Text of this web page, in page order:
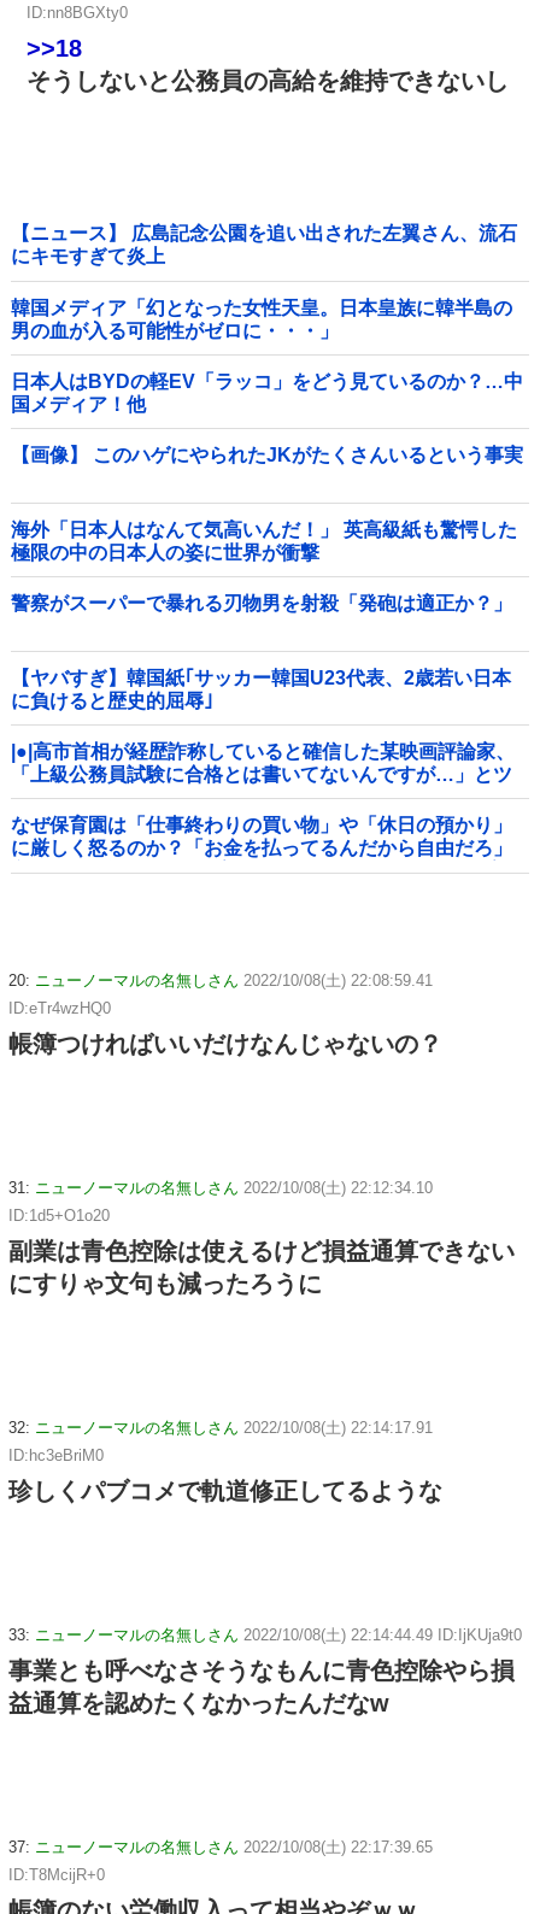
ID:nn8BGXty0
>>18
そうしないと公務員の高給を維持できないし
【ニュース】 広島記念公園を追い出された左翼さん、流石
にキモすぎて炎上
韓国メディア「幻となった女性天皇。日本皇族に韓半島の
男の血が入る可能性がゼロに・・・」
日本人はBYDの軽EV「ラッコ」をどう見ているのか？…中
国メディア！他
【画像】 このハゲにやられたJKがたくさんいるという事実
海外「日本人はなんて気高いんだ！」 英高級紙も驚愕した
極限の中の日本人の姿に世界が衝撃
警察がスーパーで暴れる刃物男を射殺「発砲は適正か？」
【ヤバすぎ】韓国紙｢サッカー韓国U23代表、2歳若い日本
に負けると歴史的屈辱｣
|●|高市首相が経歴詐称していると確信した某映画評論家、
「上級公務員試験に合格とは書いてないんですが…」とツ
ッコミを受けまくり……
なぜ保育園は「仕事終わりの買い物」や「休日の預かり」
に厳しく怒るのか？「お金を払ってるんだから自由だろ」
主張する保護者 vs 「保育欠如のための施設」と諭す保育士
20: ニューノーマルの名無しさん 2022/10/08(土) 22:08:59.41
ID:eTr4wzHQ0
帳簿つければいいだけなんじゃないの？
31: ニューノーマルの名無しさん 2022/10/08(土) 22:12:34.10
ID:1d5+O1o20
副業は青色控除は使えるけど損益通算できない
にすりゃ文句も減ったろうに
32: ニューノーマルの名無しさん 2022/10/08(土) 22:14:17.91
ID:hc3eBriM0
珍しくパブコメで軌道修正してるような
33: ニューノーマルの名無しさん 2022/10/08(土) 22:14:44.49 ID:IjKUja9t0
事業とも呼べなさそうなもんに青色控除やら損
益通算を認めたくなかったんだなw
37: ニューノーマルの名無しさん 2022/10/08(土) 22:17:39.65
ID:T8McijR+0